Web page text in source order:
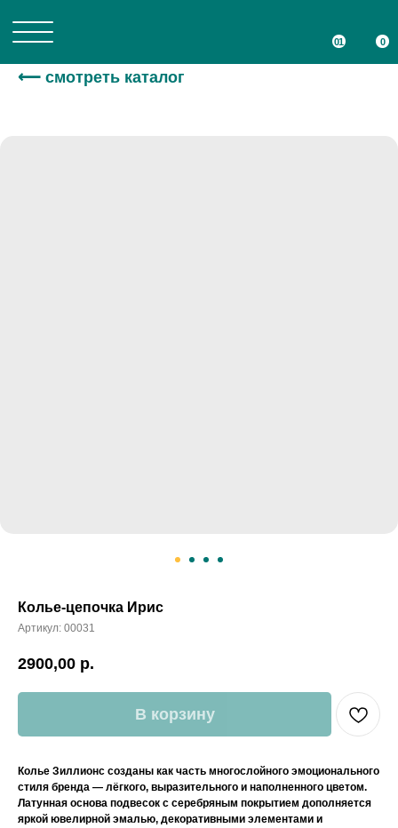
⟵ смотреть каталог
Колье-цепочка Ирис
Артикул: 00031
2900,00 р.
В корзину
Колье Зиллионс созданы как часть многослойного эмоционального
стиля бренда — лёгкого, выразительного и наполненного цветом.
Латунная основа подвесок с серебряным покрытием дополняется
яркой ювелирной эмалью, декоративными элементами и